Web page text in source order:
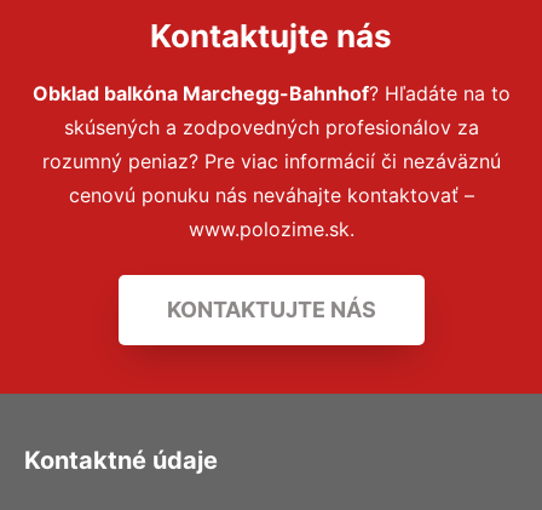
Kontaktujte nás
Obklad balkóna Marchegg-Bahnhof? Hľadáte na to
skúsených a zodpovedných profesionálov za
rozumný peniaz? Pre viac informácií či nezáväznú
cenovú ponuku nás neváhajte kontaktovať –
www.polozime.sk.
KONTAKTUJTE NÁS
Kontaktné údaje